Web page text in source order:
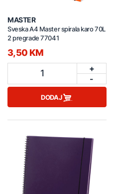
MASTER
Sveska A4 Master spirala karo 70L
2 pregrade 77041
3,50 KM
1
+
-
DODAJ